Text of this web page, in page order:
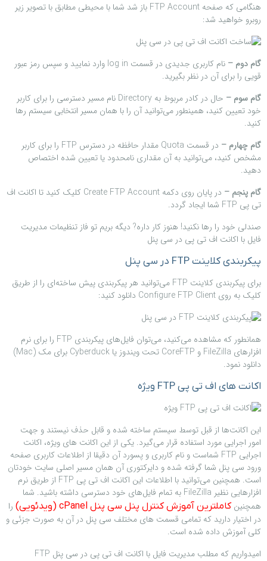
هنگامی که صفحه FTP Account باز شد شما با محیطی مطابق با تصویر زیر
روبرو خواهید شد:
گام دوم –
نام کاربری جدیدی در قسمت log in وارد نمایید و سپس رمز عبور
قویی را برای آن در نظر بگیرید.
گام سوم –
حال در کادر مربوط به Directory نام مسیر دسترسی را برای کاربر
خود تعیین کنید، همینطور می‌توانید آن را با همان مسیر انتخابی سیستم رها
کنید.
گام چهارم –
در قسمت Quota مقدار حافظه در دسترس FTP را برای کاربر
مشخص کنید، می‌توانید به آن مقداری نامحدود یا تعیین شده اختصاص
دهید.
گام پنجم –
در پایان روی دکمه Create FTP Account کلیک کنید تا اکانت اف
تی پی FTP شما ایجاد گردد.
صندلی خود را رها نکنید! هنوز کار داره? دیگه بریم تو فاز تنظیمات مدیریت
فایل با اکانت اف تی پی در سی پنل
پیکربندی کلاینت FTP در سی پنل
برای پیکربندی کلاینت FTP می‌توانید هر پیکربندی پیش ساخته‌ای را از طریق
کلیک به روی Configure FTP Client دانلود کنید:
همانطور که مشاهده می‌کنید، می‌توان فایل‌های پیکربندی FTP را برای نرم
افزارهای FileZilla و CoreFTP تحت ویندوز یا Cyberduck برای مک (Mac)
دانلود نمود.
اکانت های اف تی پی FTP ویژه
این اکانت‌ها از قبل توسط سیستم ساخته شده و قابل حذف نیستند و جهت
امور اجرایی مورد استفاده قرار می‌گیرد. یکی از این اکانت های ویژه، اکانت
اجرایی FTP شماست و نام کاربری و پسورد آن دقیقا از اطلاعات کاربری صفحه
ورود سی پنل شما گرفته شده و دایرکتوری آن همان مسیر اصلی سایت خودتان
است. همچنین می‌توانید با اطلاعات این اکانت اف تی پی FTP از طریق نرم
افزارهایی نظیر FileZilla به تمام فایل‌های خود دسترسی داشته باشید. شما
همچنینکاملترین آموزش کنترل پنل سی پنل cPanel (ویدئویی)
را
در اختیار دارید که تمامی قسمت های مختلف سی پنل در آن به صورت جزئی و
کلی آموزش داده شده است.
امیدواریم که مطلب مدیریت فایل با اکانت اف تی پی در سی پنل FTP